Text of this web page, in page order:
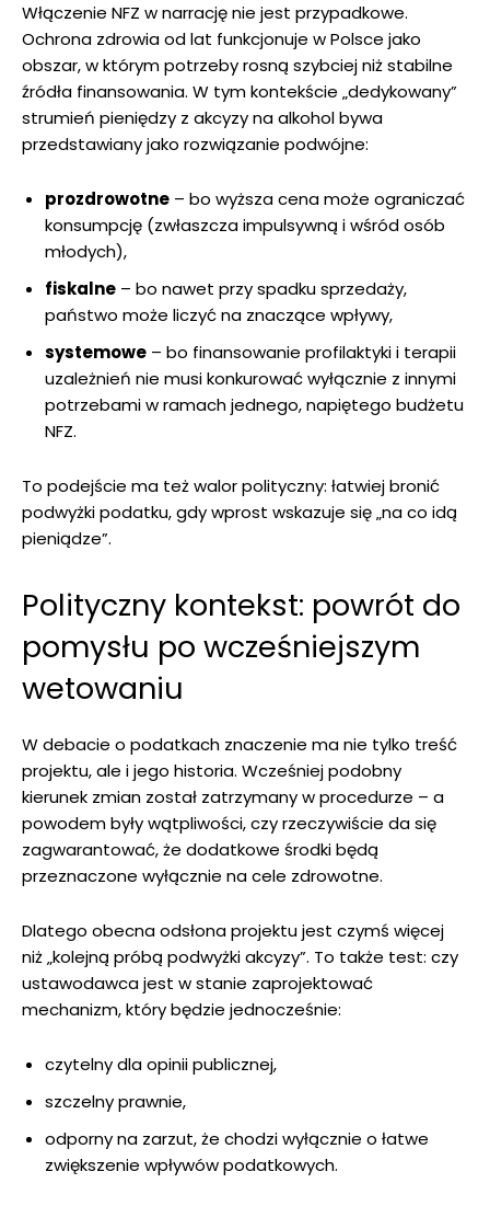
Włączenie NFZ w narrację nie jest przypadkowe.
Ochrona zdrowia od lat funkcjonuje w Polsce jako
obszar, w którym potrzeby rosną szybciej niż stabilne
źródła finansowania. W tym kontekście „dedykowany”
strumień pieniędzy z akcyzy na alkohol bywa
przedstawiany jako rozwiązanie podwójne:
prozdrowotne – bo wyższa cena może ograniczać
konsumpcję (zwłaszcza impulsywną i wśród osób
młodych),
fiskalne – bo nawet przy spadku sprzedaży,
państwo może liczyć na znaczące wpływy,
systemowe – bo finansowanie profilaktyki i terapii
uzależnień nie musi konkurować wyłącznie z innymi
potrzebami w ramach jednego, napiętego budżetu
NFZ.
To podejście ma też walor polityczny: łatwiej bronić
podwyżki podatku, gdy wprost wskazuje się „na co idą
pieniądze”.
Polityczny kontekst: powrót do
pomysłu po wcześniejszym
wetowaniu
W debacie o podatkach znaczenie ma nie tylko treść
projektu, ale i jego historia. Wcześniej podobny
kierunek zmian został zatrzymany w procedurze – a
powodem były wątpliwości, czy rzeczywiście da się
zagwarantować, że dodatkowe środki będą
przeznaczone wyłącznie na cele zdrowotne.
Dlatego obecna odsłona projektu jest czymś więcej
niż „kolejną próbą podwyżki akcyzy”. To także test: czy
ustawodawca jest w stanie zaprojektować
mechanizm, który będzie jednocześnie:
czytelny dla opinii publicznej,
szczelny prawnie,
odporny na zarzut, że chodzi wyłącznie o łatwe
zwiększenie wpływów podatkowych.